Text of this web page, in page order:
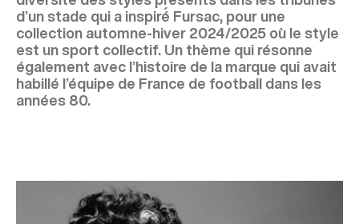
d’un stade qui a inspiré́ Fursac, pour une
collection automne-hiver 2024/2025 où le style
est un sport collectif. Un thème qui résonne
également avec l’histoire de la marque qui avait
habillé l’équipe de France de football dans les
années 80.